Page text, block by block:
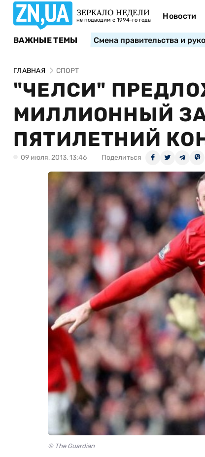
ЗЕРКАЛО НЕДЕЛИ
не подводим с 1994-го года Новости
ВАЖНЫЕ ТЕМЫ Смена правительства и
ГЛАВНАЯ СПОРТ
"ЧЕЛСИ"
МИЛЛИОННЫЙ
ПЯТИЛЕТНИЙ
09 июля, 2013, 13:46 Поделиться
© The Guardian